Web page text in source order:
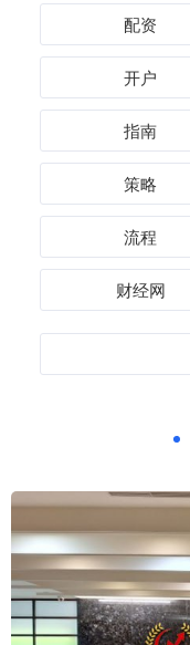
配资
开户
指南
策略
流程
财经网